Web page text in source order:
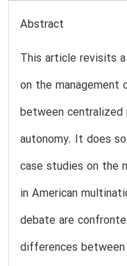
Abstract
This article revisits
on the management
between centralized
autonomy. It does
case studies on the
in American
debate are
differences